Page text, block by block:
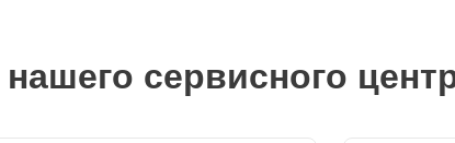
сервисного